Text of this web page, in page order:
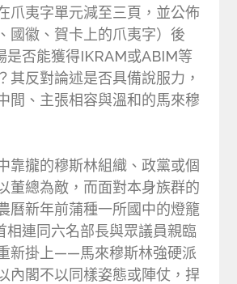
爪夷字單元減至三頁，並公佈
國徽、賀卡上的爪夷字）後
否能獲得IKRAM或ABIM等
其反對論述是否具備說服力，
間、主張相容與溫和的馬來穆
靠攏的穆斯林組織、政黨或個
董總為敵，而面對本身族群的
曆新年前蒲種一所國中的燈籠
連同六名部長與眾議員親臨
新掛上——馬來穆斯林強硬派
內閣不以同樣姿態或陣仗，捍